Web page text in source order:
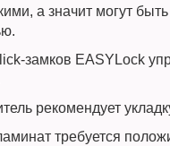
а значит могут
замков EASYLock
рекомендует
требуется